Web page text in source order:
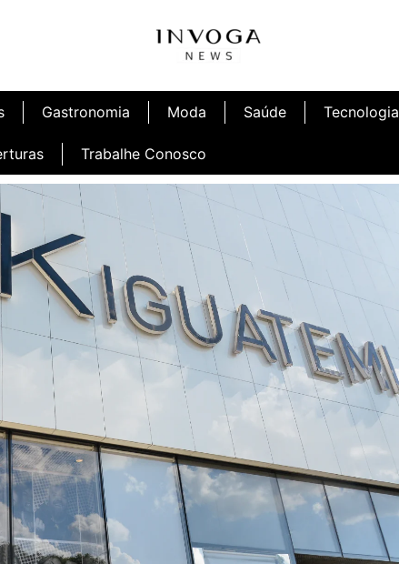
Gastronomia Moda Saúde Tecnologia
Trabalhe Conosco
Inauguração Ninetto Fortaleza